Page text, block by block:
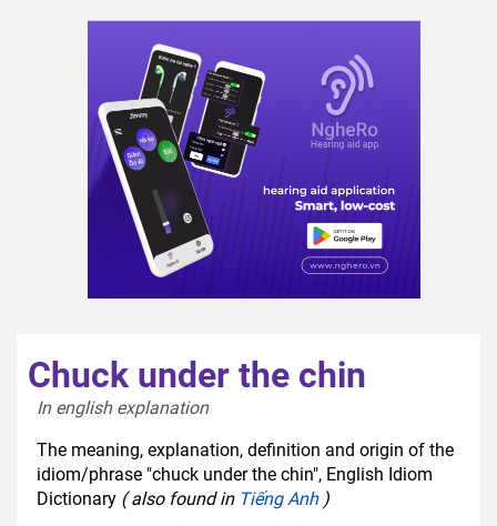
Chuck under the chin
In english explanation
The meaning, explanation, definition and origin of the
idiom/phrase "chuck under the chin", English Idiom
Dictionary ( also found in Tiếng Anh)